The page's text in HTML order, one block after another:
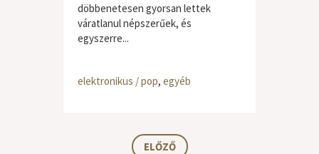
döbbenetesen gyorsan lettek
váratlanul népszerűek, és
egyszerre...
elektronikus / pop, egyéb
ELŐZŐ